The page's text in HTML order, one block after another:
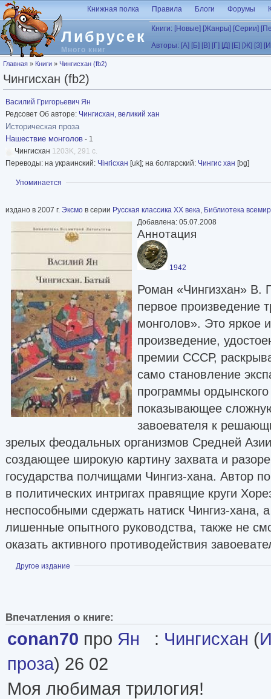
Перейти к основному содержанию
Либрусек
Много книг
Книжная полка Правила Блоги Форумы
Книги: [Новые] [Жанры] [Серии]
Авторы: [А] [Б] [В] [Г] [Д] [Е] [Ж] [З]
Вы здесь
Главная » Книги » Чингисхан (fb2)
Чингисхан (fb2)
Василий Григорьевич Ян
Редсовет Об авторе: Чингисхан, великий хан
Историческая проза
Нашествие монголов - 1
Чингисхан 1203K, 291 с.
Переводы: на украинский: Чінгісхан [uk]; на болгарский: Чингис хан [bg]
Показать
Упоминается
издано в 2007 г. Эксмо в серии Русская классика XX века, Библиотека
Добавлена: 05.07.2008
Аннотация
1942
Роман «Чингизхан» В.
первое произведение
монголов». Это яркое
произведение,
премии СССР,
само становление
программы
показывающее
завоевателя к
зрелых феодальных организмов Средней
создающее широкую картину захвата и
государства полчищами Чингиз-хана. Автор
в политических интригах правящие круги
неспособными сдержать натиск Чингиз-хана,
лишенные опытного руководства, также не
оказать активного противодействия
Показать
Другое издание
Впечатления о книге:
conan70 про Ян : Чингисхан (
проза) 26 02
Моя любимая трилогия!